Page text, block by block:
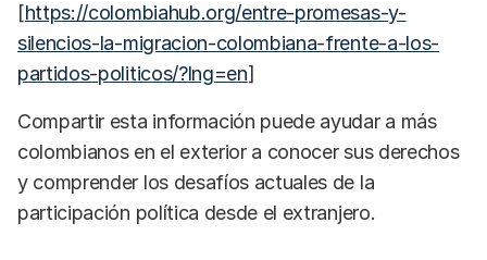
[https://colombiahub.org/entre-promesas-y-
silencios-la-migracion-colombiana-frente-a-los-
partidos-politicos/?lng=en]
Compartir esta información puede ayudar a más
colombianos en el exterior a conocer sus derechos
y comprender los desafíos actuales de la
participación política desde el extranjero.